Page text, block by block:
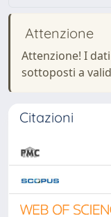
Attenzione
Attenzione! I
sottoposti a
Citazioni